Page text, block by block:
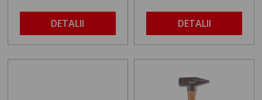
maximă admisă de 500
kg și înălțime reglabilă
de la 1,8 la 2,9 m
DETALII DETALII